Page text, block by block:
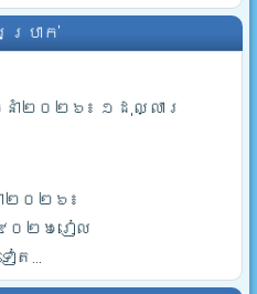
ប្រាក់
នាំ២០២៦៖ ១ដុល្លារ
ាំ២០២៦៖
០២៦រៀល
ត...